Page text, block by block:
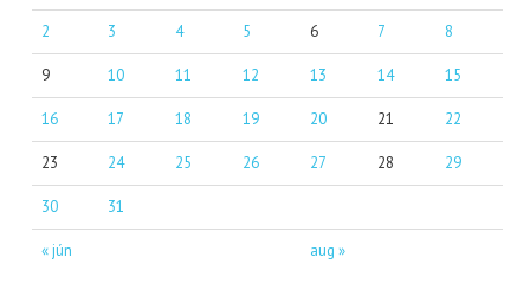
« jún aug »
2 3 4 5 6 7 8
9 10 11 12 13 14 15
16 17 18 19 20 21 22
23 24 25 26 27 28 29
30 31